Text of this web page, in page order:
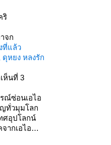
ริ
จก
ที่แล้ว
ดุหยง หลงรัก
ห็นที่ 3
ณ์ซ่อนเอไอ
ทั่วมุมโลก
ศอุปโลกน์
จากเอไอ